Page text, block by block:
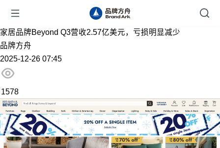
家居品牌Beyond Q3营收2.57亿美元，亏损明显减少
品牌方舟
2025-12-26 07:45
1578